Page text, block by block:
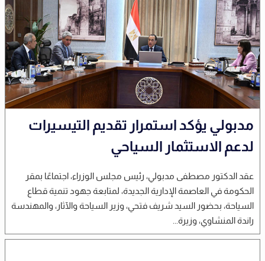
مدبولي يؤكد استمرار تقديم التيسيرات
لدعم الاستثمار السياحي
عقد الدكتور مصطفى مدبولي، رئيس مجلس الوزراء، اجتماعًا بمقر
الحكومة في العاصمة الإدارية الجديدة، لمتابعة جهود تنمية قطاع
السياحة، بحضور السيد شريف فتحي، وزير السياحة والآثار، والمهندسة
راندة المنشاوي، وزيرة...